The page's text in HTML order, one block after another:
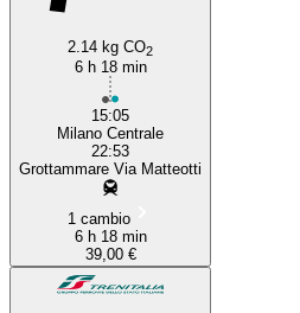
2.14 kg CO2
6 h 18 min
15:05
Milano Centrale
22:53
Grottammare Via Matteotti
1 cambio
6 h 18 min
39,00 €